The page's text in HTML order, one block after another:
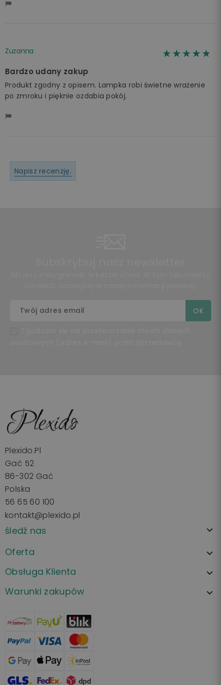
Zuzanna ☆☆☆☆☆
★★★★★
Bardzo udany zakup
Produkt zgodny z opisem. Lampka robi świetne wrażenie
po zmroku i pięknie ozdabia pokój.
Napisz recenzję.
Plexido.pl
Gać 52
86-302 Gać
Polska
56 65 60 100
kontakt@plexido.pl
śledź nas 
Oferta 
Obsługa Klienta 
Warunki zakupów 